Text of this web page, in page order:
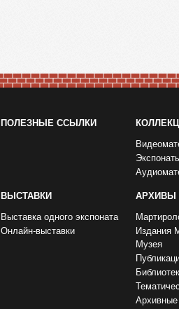
ПОЛЕЗНЫЕ ССЫЛКИ
ВЫСТАВКИ
Выставка одного экспоната
Онлайн-выставки
АРХИВЫ
Издания
Музея